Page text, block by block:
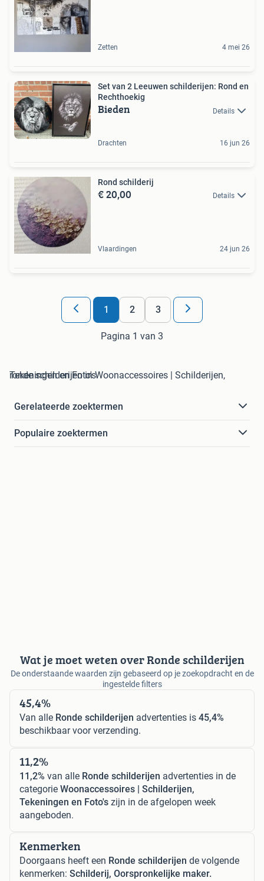
Zetten 4 mei 26
Set van 2 Leeuwen schilderijen: Rond en
Rechthoekig
Bieden Details
Drachten 16 jun 26
Rond schilderij
€ 20,00 Details
Vlaardingen 24 jun 26
1 2 3
Pagina 1 van 3
ronde schilderijen in Woonaccessoires | Schilderijen, Tekeningen en Foto's
Gerelateerde zoektermen
Populaire zoektermen
Wat je moet weten over Ronde schilderijen
De onderstaande waarden zijn gebaseerd op je zoekopdracht en de
ingestelde filters
45,4%
Van alle Ronde schilderijen advertenties is 45,4%
beschikbaar voor verzending.
11,2%
11,2% van alle Ronde schilderijen advertenties in de
categorie Woonaccessoires | Schilderijen,
Tekeningen en Foto's zijn in de afgelopen week
aangeboden.
Kenmerken
Doorgaans heeft een Ronde schilderijen de volgende
kenmerken: Schilderij, Oorspronkelijke maker.